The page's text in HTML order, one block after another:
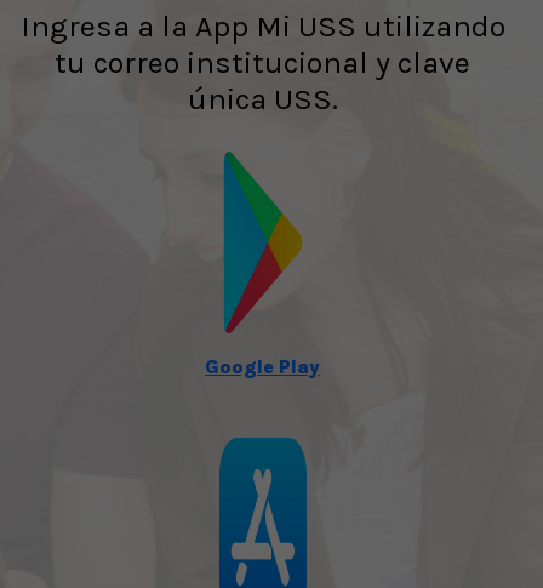
Ingresa a la App Mi USS utilizando
tu correo institucional y clave
única USS.
Google Play